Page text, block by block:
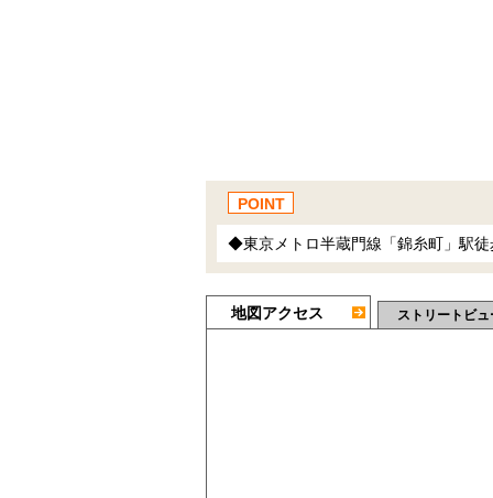
POINT
◆東京メトロ半蔵門線「錦糸町」駅
地図アクセス ストリートビュ